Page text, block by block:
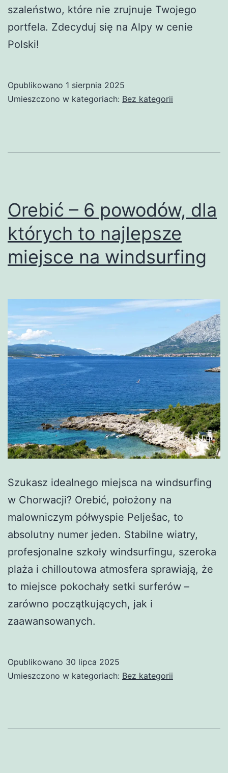
szaleństwo, które nie zrujnuje Twojego
portfela. Zdecyduj się na Alpy w cenie
Polski!
Opublikowano 1 sierpnia 2025
Umieszczono w kategoriach: Bez kategorii
Orebić – 6 powodów, dla
których to najlepsze
miejsce na windsurfing
Szukasz idealnego miejsca na windsurfing
w Chorwacji? Orebić, położony na
malowniczym półwyspie Pelješac, to
absolutny numer jeden. Stabilne wiatry,
profesjonalne szkoły windsurfingu, szeroka
plaża i chilloutowa atmosfera sprawiają, że
to miejsce pokochały setki surferów –
zarówno początkujących, jak i
zaawansowanych.
Opublikowano 30 lipca 2025
Umieszczono w kategoriach: Bez kategorii